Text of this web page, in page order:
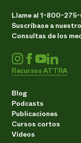
Llame al 1-800-
Suscríbase a
Consultas de los
Recursos ATTRA
Blog
Podcasts
Publicaciones
Cursos cortos
Vídeos